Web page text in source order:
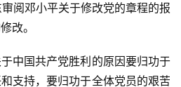
阅邓小平关于修改党的章程的报
改。
中国共产党胜利的原因要归功于
支持，要归功于全体党员的艰苦